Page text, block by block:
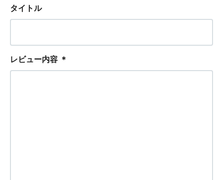
タイトル
レビュー内容 ＊